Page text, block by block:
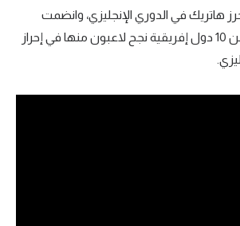
هاتريك في الدوري الإنجليزي، وانضمت
مصر لقائمة مكونة من 10 دول إفريقية نجح لاعبون منها في إحراز